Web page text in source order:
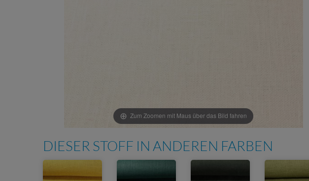
Zum Zoomen mit Maus über das Bild fahren
DIESER STOFF IN ANDEREN FARBEN